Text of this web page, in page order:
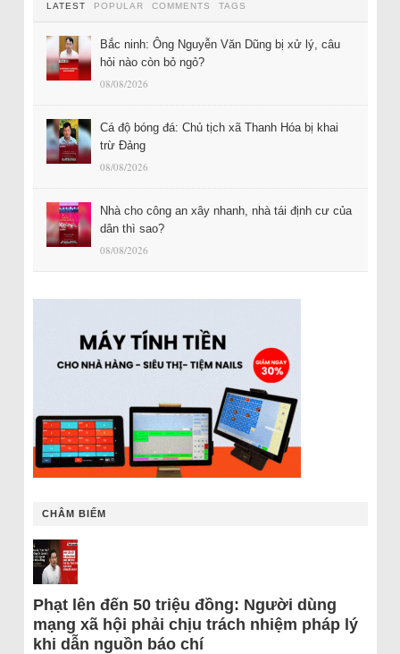
LATEST POPULAR COMMENTS TAGS
Bắc ninh: Ông Nguyễn Văn Dũng bị xử lý, câu
hỏi nào còn bỏ ngỏ?
08/08/2026
Cá độ bóng đá: Chủ tịch xã Thanh Hóa bị khai
trừ Đảng
08/08/2026
Nhà cho công an xây nhanh, nhà tái định cư của
dân thì sao?
08/08/2026
CHÂM BIẾM
Phạt lên đến 50 triệu đồng: Người dùng
mạng xã hội phải chịu trách nhiệm pháp lý
khi dẫn nguồn báo chí